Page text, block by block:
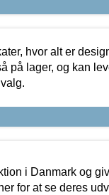
hvor alt er
på lager, og kan
i Danmark og
for at se deres